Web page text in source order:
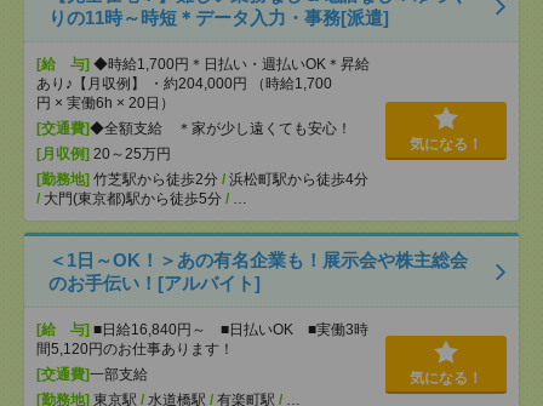
りの11時～時短＊データ入力・事務[派遣]
[給 与] ◆時給1,700円＊日払い・週払いOK＊昇給
あり♪【月収例】 ・約204,000円 （時給1,700
円 × 実働6h × 20日）
[交通費]◆全額支給 ＊家が少し遠くても安心！
[月収例] 20～25万円
[勤務地] 竹芝駅から徒歩2分 / 浜松町駅から徒歩4分
/ 大門(東京都)駅から徒歩5分 / …
気になる！
＜1日～OK！＞あの有名企業も！展示会や株主総会
のお手伝い！[アルバイト]
[給 与] ■日給16,840円～ ■日払いOK ■実働3時
間5,120円のお仕事あります！
[交通費]一部支給
[勤務地] 東京駅 / 水道橋駅 / 有楽町駅 / …
気になる！